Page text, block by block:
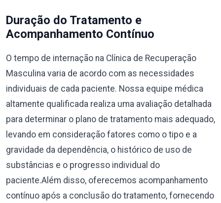
Duração do Tratamento e
Acompanhamento Contínuo
O tempo de internação na Clínica de Recuperação
Masculina varia de acordo com as necessidades
individuais de cada paciente. Nossa equipe médica
altamente qualificada realiza uma avaliação detalhada
para determinar o plano de tratamento mais adequado,
levando em consideração fatores como o tipo e a
gravidade da dependência, o histórico de uso de
substâncias e o progresso individual do
paciente.Além disso, oferecemos acompanhamento
contínuo após a conclusão do tratamento, fornecendo